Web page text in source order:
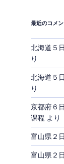
最近のコメン
北海道５
り
北海道５
り
京都府６
课程 より
富山県２
富山県２